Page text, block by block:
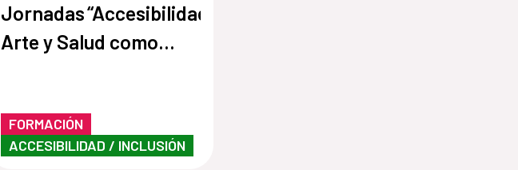
Jornadas “Accesibilidad,
Arte y Salud como
museos,
instituciones y centros
FORMACIÓN
ACCESIBILIDAD / INCLUSIÓN